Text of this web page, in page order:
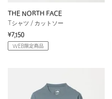
THE NORTH FACE
Tシャツ / カットソー
¥7,150
WEB限定商品